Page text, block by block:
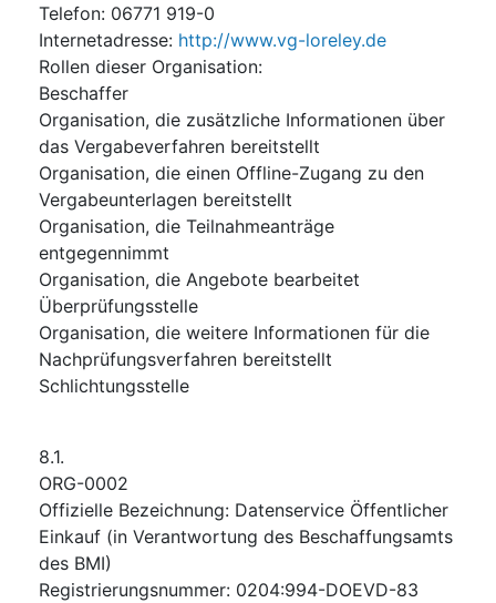
Telefon: 06771 919-0
Internetadresse: http://www.vg-loreley.de
Rollen dieser Organisation:
Beschaffer
Organisation, die zusätzliche Informationen über
das Vergabeverfahren bereitstellt
Organisation, die einen Offline-Zugang zu den
Vergabeunterlagen bereitstellt
Organisation, die Teilnahmeanträge
entgegennimmt
Organisation, die Angebote bearbeitet
Überprüfungsstelle
Organisation, die weitere Informationen für die
Nachprüfungsverfahren bereitstellt
Schlichtungsstelle
8.1.
ORG-0002
Offizielle Bezeichnung: Datenservice Öffentlicher
Einkauf (in Verantwortung des Beschaffungsamts
des BMI)
Registrierungsnummer: 0204:994-DOEVD-83